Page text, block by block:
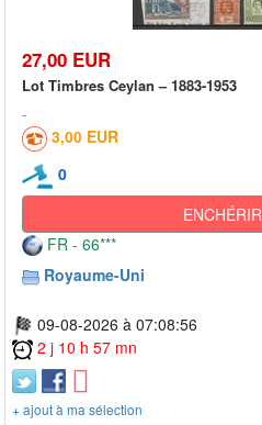
27,00 EUR
Lot Timbres Ceylan – 1883-1953
3,00 EUR
0
ENCHÉRIR
FR - 66***
Royaume-Uni
09-08-2026 à 07:08:56
2 j 10 h 57 mn
+ ajout à ma sélection